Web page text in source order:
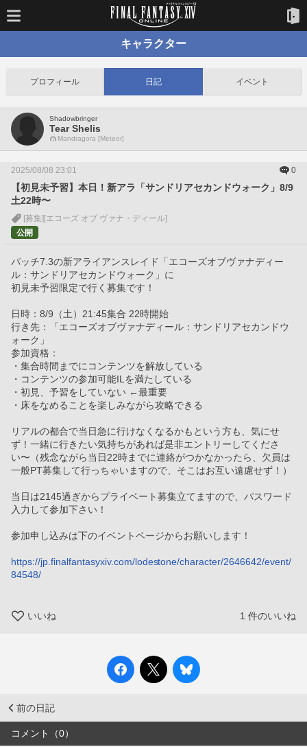
キャラクター
プロフィール 日記 イベント
Shadowbringer
Tear Shelis
Mandragora [Meteor]
2025/08/08 23:01 0
【初見未予習】本日！新アラ「サンドリアセカンドウォーク」8/9
土22時〜
[募集] [エコーズ オブ ヴァナ・ディール]
公開
パッチ7.3の新アライアンスレイド「エコーズオブヴァナディー
ル：サンドリアセカンドウォーク」に
初見未予習限定で行く募集です！
日時：8/9（土）21:45集合 22時開始
行き先：「エコーズオブヴァナディール：サンドリアセカンドウ
ォーク」
参加資格：
・集合時間までにコンテンツを解放している
・コンテンツの参加可能ILを満たしている
・初見、予習をしていない ←最重要
・床をなめることを楽しみながら攻略できる
リアルの都合で当日急に行けなくなるかもという方も、気にせ
ず！一緒に行きたい気持ちがあれば是非エントリーしてくださ
い〜（残念ながら当日22時までに連絡がつかなかったら、欠員は
一般PT募集して行っちゃいますので、そこはお互い遠慮せず！）
当日は2145過ぎからプライベート募集立てますので、パスワード
入力して参加下さい！
参加申し込みは下のイベントページからお願いします！
https://jp.finalfantasyxiv.com/lodestone/character/2646642/event/
84548/
いいね 1 件のいいね
前の日記
コメント（0）